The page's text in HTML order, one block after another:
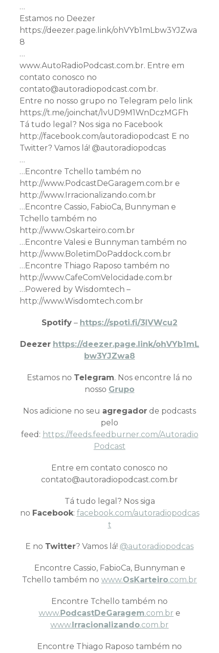
…
Estamos no Deezer
https://deezer.page.link/ohVYb1mLbw3YJZwa
8
…
www.AutoRadioPodcast.com.br. Entre em
contato conosco no
contato@autoradiopodcast.com.br.
Entre no nosso grupo no Telegram pelo link
https://t.me/joinchat/lvUD9M1WnDczMGFh
Tá tudo legal? Nos siga no Facebook
http://facebook.com/autoradiopodcast E no
Twitter? Vamos lá! @autoradiopodcas
…
…Encontre Tchello também no
http://www.PodcastDeGaragem.com.br e
http://www.Irracionalizando.com.br
…Encontre Cassio, FabioCa, Bunnyman e
Tchello também no
http://www.Oskarteiro.com.br
…Encontre Valesi e Bunnyman também no
http://www.BoletimDoPaddock.com.br
…Encontre Thiago Raposo também no
http://www.CafeComVelocidade.com.br
…Powered by Wisdomtech –
http://www.Wisdomtech.com.br
Spotify – https://spoti.fi/3IVWcu2
Deezer https://deezer.page.link/ohVYb1mL
bw3YJZwa8
Estamos no Telegram. Nos encontre lá no
nosso Grupo
Nos adicione no seu agregador de podcasts
pelo
feed: https://feeds.feedburner.com/Autoradio
Podcast
Entre em contato conosco no
contato@autoradiopodcast.com.br
Tá tudo legal? Nos siga
no Facebook: facebook.com/autoradiopodcas
t
E no Twitter? Vamos lá! @autoradiopodcas
Encontre Cassio, FabioCa, Bunnyman e
Tchello também no www.OsKarteiro.com.br
Encontre Tchello também no
www.PodcastDeGaragem.com.br e
www.Irracionalizando.com.br
Encontre Thiago Raposo também no